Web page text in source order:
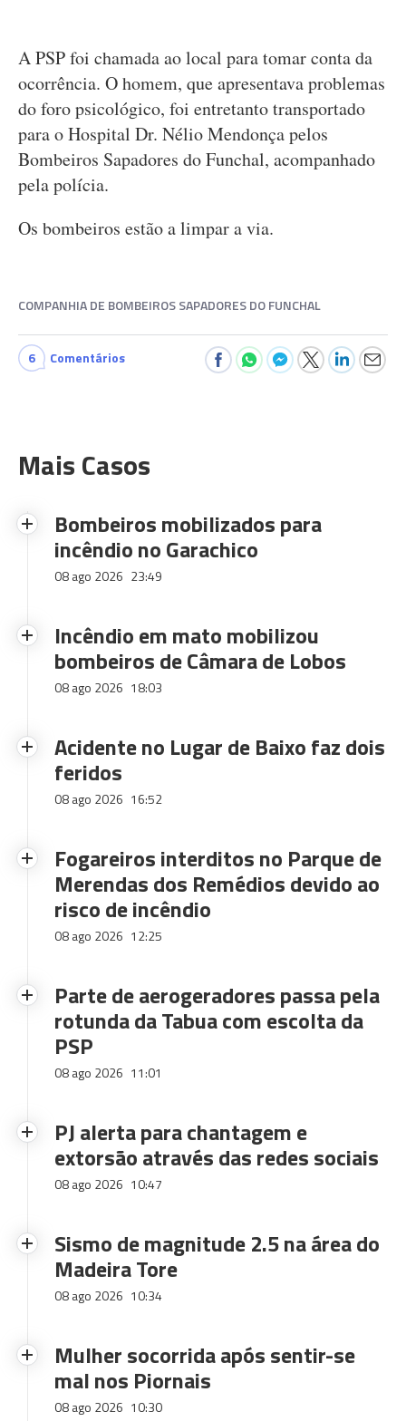
A PSP foi chamada ao local para tomar conta da
ocorrência. O homem, que apresentava problemas
do foro psicológico, foi entretanto transportado
para o Hospital Dr. Nélio Mendonça pelos
Bombeiros Sapadores do Funchal, acompanhado
pela polícia.
Os bombeiros estão a limpar a via.
COMPANHIA DE BOMBEIROS SAPADORES DO FUNCHAL
6 Comentários
Mais Casos
Bombeiros mobilizados para
incêndio no Garachico
08 ago 2026 23:49
Incêndio em mato mobilizou
bombeiros de Câmara de Lobos
08 ago 2026 18:03
Acidente no Lugar de Baixo faz dois
feridos
08 ago 2026 16:52
Fogareiros interditos no Parque de
Merendas dos Remédios devido ao
risco de incêndio
08 ago 2026 12:25
Parte de aerogeradores passa pela
rotunda da Tabua com escolta da
PSP
08 ago 2026 11:01
PJ alerta para chantagem e
extorsão através das redes sociais
08 ago 2026 10:47
Sismo de magnitude 2.5 na área do
Madeira Tore
08 ago 2026 10:34
Mulher socorrida após sentir-se
mal nos Piornais
08 ago 2026 10:30